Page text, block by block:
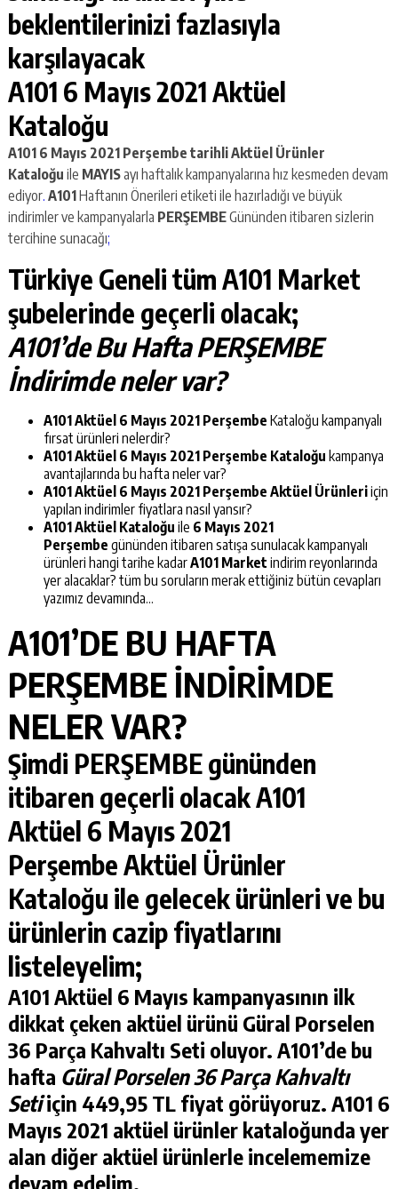
beklentilerinizi fazlasıyla
karşılayacak
A101 6 Mayıs 2021 Aktüel
Kataloğu
A101 6 Mayıs 2021 Perşembe tarihli Aktüel Ürünler
Kataloğu ile MAYISayı haftalık kampanyalarına hız kesmeden devam
ediyor. A101Haftanın Önerileri etiketi ile hazırladığı ve büyük
indirimler ve kampanyalarla PERŞEMBEGününden itibaren sizlerin
tercihine sunacağı;
Türkiye Geneli tüm A101 Market
şubelerinde geçerli olacak;
A101’de Bu Hafta PERŞEMBE
İndirimde neler var?
A101 Aktüel 6 Mayıs 2021 Perşembe Kataloğu kampanyalı
fırsat ürünleri nelerdir?
A101 Aktüel 6 Mayıs 2021 Perşembe Kataloğu kampanya
avantajlarında bu hafta neler var?
A101 Aktüel 6 Mayıs 2021 Perşembe Aktüel Ürünleriiçin
yapılan indirimler fiyatlara nasıl yansır?
A101 Aktüel Kataloğu ile 6 Mayıs 2021
Perşembe gününden itibaren satışa sunulacak kampanyalı
ürünleri hangi tarihe kadarA101 Market indirim reyonlarında
yer alacaklar? tüm bu soruların merak ettiğiniz bütün cevapları
yazımız devamında…
A101’DE BU HAFTA
PERŞEMBE İNDİRİMDE
NELER VAR?
Şimdi PERŞEMBE gününden
itibaren geçerli olacakA101
Aktüel 6 Mayıs 2021
PerşembeAktüel Ürünler
Kataloğu ile gelecek ürünleri ve bu
ürünlerin cazip fiyatlarını
listeleyelim;
A101 Aktüel 6 Mayıs kampanyasının ilk
dikkat çeken aktüel ürünü Güral Porselen
36 Parça Kahvaltı Seti oluyor. A101’de bu
hafta Güral Porselen 36 Parça Kahvaltı
Setiiçin 449,95 TL fiyat görüyoruz. A101 6
Mayıs 2021 aktüel ürünler kataloğunda yer
alan diğer aktüel ürünlerle incelememize
devam edelim.